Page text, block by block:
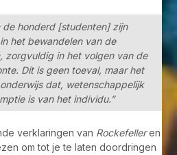
de honderd [studenten] zijn
het bewandelen van de
zorgvuldig in het volgen van de
Dit is geen toeval, maar het
dat, wetenschappelijk
is van het individu.”
verklaringen van Rockefelleren
om tot je te laten doordringen